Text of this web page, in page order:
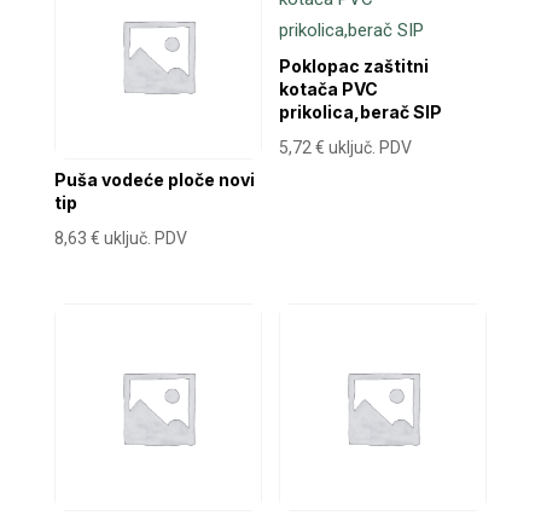
Puša vodeće ploče novi
tip
8,63 € uključ. PDV
Poklopac zaštitni
kotača PVC
prikolica,berač SIP
5,72€ uključ. PDV